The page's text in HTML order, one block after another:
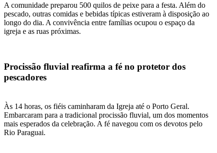
A comunidade preparou 500 quilos de peixe para a festa. Além do
pescado, outras comidas e bebidas típicas estiveram à disposição ao
longo do dia. A convivência entre famílias ocupou o espaço da
igreja e as ruas próximas.
Procissão fluvial reafirma a fé no protetor dos
pescadores
Às 14 horas, os fiéis caminharam da Igreja até o Porto Geral.
Embarcaram para a tradicional procissão fluvial, um dos momentos
mais esperados da celebração. A fé navegou com os devotos pelo
Rio Paraguai.